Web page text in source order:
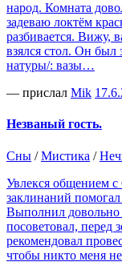
народ. Комната
задеваю локтём
разбивается. Вижу,
взялся стол. Он был
натуры/: вазы…
— прислал Mik
Незваный гость.
Сны /Мистика /
Увлекся общением
заклинаний
Выполнил довольно
посоветовал, перед
рекомендовал
чтобы никто меня